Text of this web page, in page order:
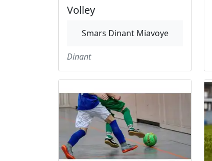
Volley
Smars Dinant Miavoye
Dinant